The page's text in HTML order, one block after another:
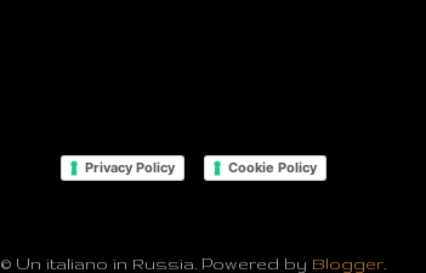
Privacy Policy Cookie Policy
© Un italiano in Russia. Powered by Blogger.